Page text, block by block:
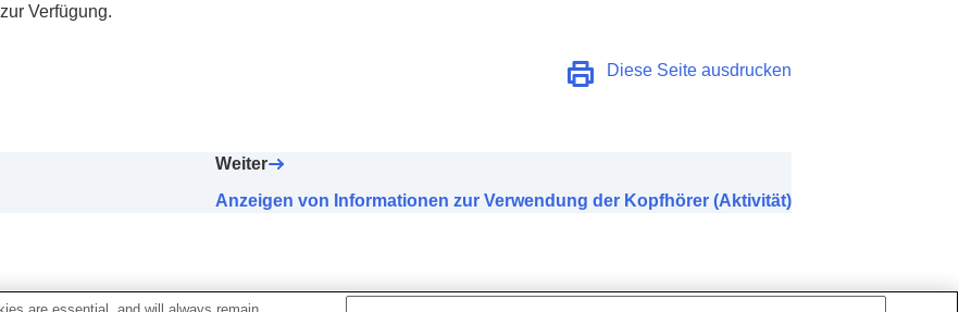
Verfügung.
Diese Seite ausdrucken
Weiter
Anzeigen von Informationen zur Verwendung der Kopfhörer (Aktivität)